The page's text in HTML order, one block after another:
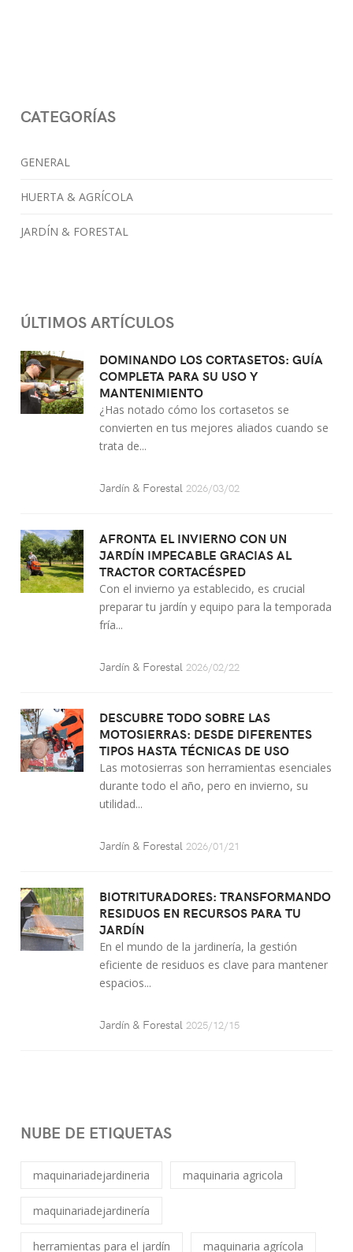
CATEGORÍAS
GENERAL
HUERTA & AGRÍCOLA
JARDÍN & FORESTAL
ÚLTIMOS ARTÍCULOS
DOMINANDO LOS CORTASETOS: GUÍA
COMPLETA PARA SU USO Y
MANTENIMIENTO
¿Has notado cómo los cortasetos se
convierten en tus mejores aliados cuando se
trata de...
Jardín & Forestal 2026/03/02
AFRONTA EL INVIERNO CON UN
JARDÍN IMPECABLE GRACIAS AL
TRACTOR CORTACÉSPED
Con el invierno ya establecido, es crucial
preparar tu jardín y equipo para la temporada
fría...
Jardín & Forestal 2026/02/22
DESCUBRE TODO SOBRE LAS
MOTOSIERRAS: DESDE DIFERENTES
TIPOS HASTA TÉCNICAS DE USO
Las motosierras son herramientas esenciales
durante todo el año, pero en invierno, su
utilidad...
Jardín & Forestal 2026/01/21
BIOTRITURADORES: TRANSFORMANDO
RESIDUOS EN RECURSOS PARA TU
JARDÍN
En el mundo de la jardinería, la gestión
eficiente de residuos es clave para mantener
espacios...
Jardín & Forestal 2025/12/15
NUBE DE ETIQUETAS
maquinariadejardineria maquinaria agricola
maquinariadejardinería
herramientas para el jardín maquinaria agrícola